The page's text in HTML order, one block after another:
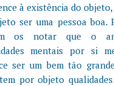
à existência do objeto,
ser uma pessoa boa.
os notar que o
mentais por si
ser um bem tão
por objeto